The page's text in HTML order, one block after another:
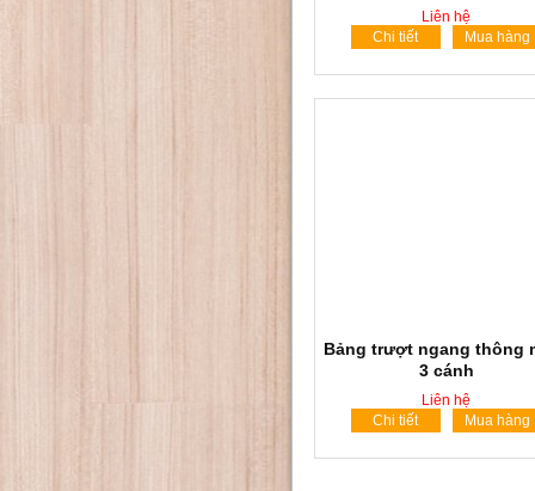
Liên hệ
Chi tiết
Mua hàng
Bảng trượt ngang thông
3 cánh
Liên hệ
Chi tiết
Mua hàng